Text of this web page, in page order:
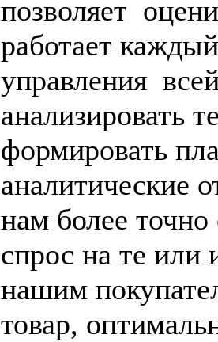
позволяет
работает
управления
анализировать
формировать
аналитические
нам более точно
спрос на те или
нашим
товар,